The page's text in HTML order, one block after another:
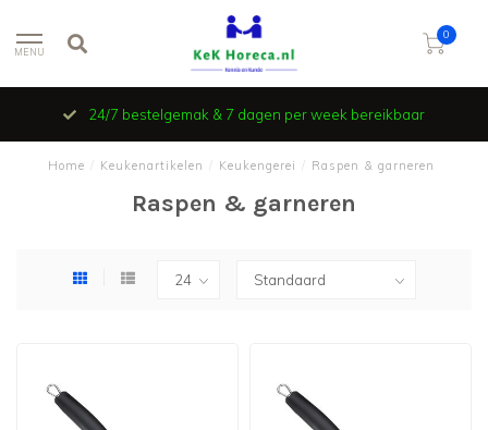
MENU
0
24/7 bestelgemak & 7 dagen per week bereikbaar
Home Keukenartikelen Keukengerei Raspen & garneren
Raspen & garneren